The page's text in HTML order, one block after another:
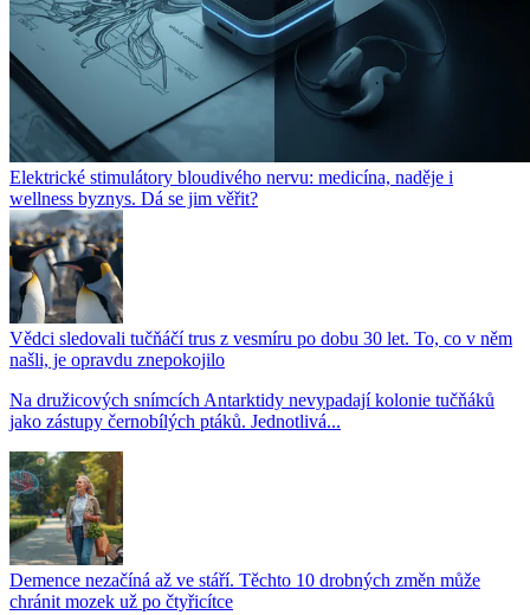
Elektrické stimulátory bloudivého nervu: medicína, naděje i
wellness byznys. Dá se jim věřit?
Vědci sledovali tučňáčí trus z vesmíru po dobu 30 let. To, co v něm
našli, je opravdu znepokojilo
Na družicových snímcích Antarktidy nevypadají kolonie tučňáků
jako zástupy černobílých ptáků. Jednotlivá...
Demence nezačíná až ve stáří. Těchto 10 drobných změn může
chránit mozek už po čtyřicítce